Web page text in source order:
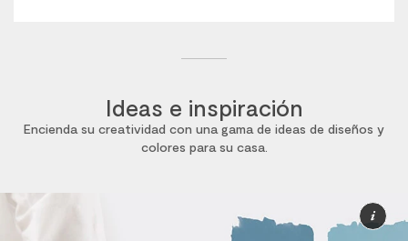
Ideas e inspiración
Encienda su creatividad con una gama de ideas de diseños y
colores para su casa.